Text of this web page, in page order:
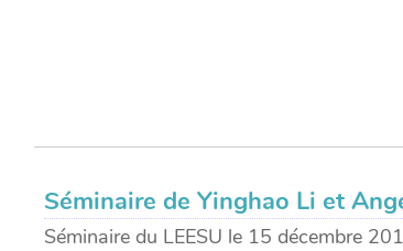
Séminaire de Yinghao Li et
Séminaire du LEESU le 15 décembre